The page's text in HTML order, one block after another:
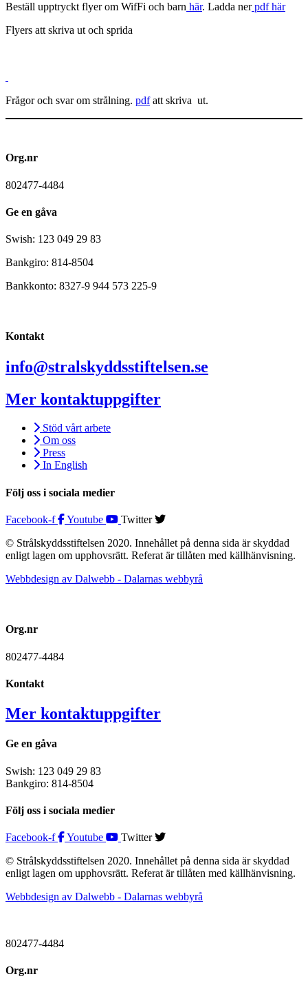
Beställ upptryckt flyer om WifFi och barn här. Ladda nerpdf här
Flyers att skriva ut och sprida
Frågor och svar om strålning. pdfatt skriva ut.
Org.nr
802477-4484
Ge en gåva
Swish: 123 049 29 83
Bankgiro: 814-8504
Bankkonto: 8327-9 944 573 225-9
Kontakt
info@stralskyddsstiftelsen.se
Mer kontaktuppgifter
Stöd vårt arbete
Om oss
Press
In English
Följ oss i sociala medier
Facebook-f Youtube
Twitter
© Strålskyddsstiftelsen 2020. Innehållet på denna sida är skyddad
enligt lagen om upphovsrätt. Referat är tillåten med källhänvisning.
Webbdesign av Dalwebb - Dalarnas webbyrå
Org.nr
802477-4484
Kontakt
Mer kontaktuppgifter
Ge en gåva
Swish: 123 049 29 83
Bankgiro: 814-8504
Följ oss i sociala medier
Facebook-f Youtube
Twitter
© Strålskyddsstiftelsen 2020. Innehållet på denna sida är skyddad
enligt lagen om upphovsrätt. Referat är tillåten med källhänvisning.
Webbdesign av Dalwebb - Dalarnas webbyrå
802477-4484
Org.nr